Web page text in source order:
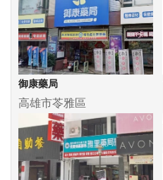
御康藥局
高雄市苓雅區